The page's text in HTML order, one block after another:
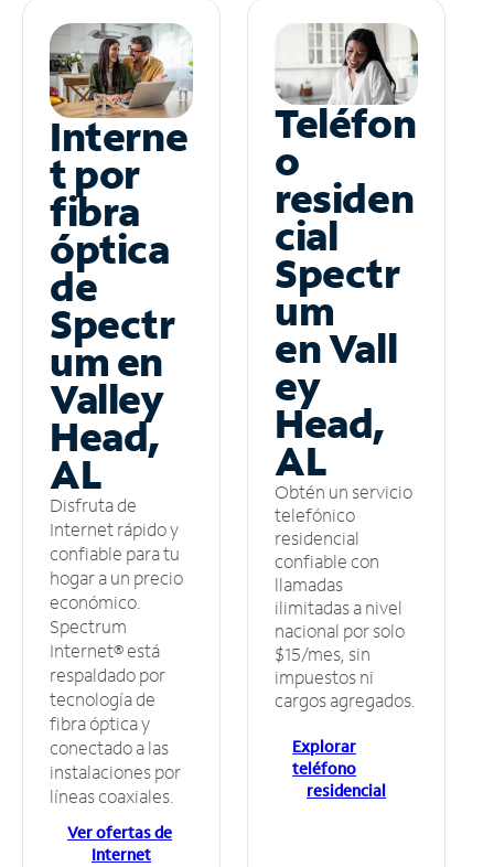
Interne
t por
fibra
óptica
de
Spectr
um en
Valley
Head,
AL
Disfruta de
Internet rápido y
confiable para tu
hogar a un precio
económico.
Spectrum
Internet® está
respaldado por
tecnología de
fibra óptica y
conectado a las
instalaciones por
líneas coaxiales.
Ver ofertas de
Internet
Teléfon
o
residen
cial
Spectr
um
en Vall
ey
Head,
AL
Obtén un servicio
telefónico
residencial
confiable con
llamadas
ilimitadas a nivel
nacional por solo
$15/mes, sin
impuestos ni
cargos agregados.
Explorar
teléfono
residencial